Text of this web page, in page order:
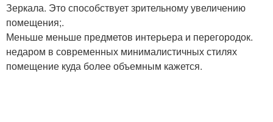
Зеркала. Это способствует зрительному увеличению
помещения;.
Меньше меньше предметов интерьера и перегородок.
недаром в современных минималистичных стилях
помещение куда более объемным кажется.